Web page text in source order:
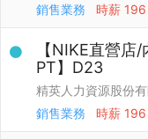
銷售業務
時薪
【NIKE直營
PT】D23
精英人力資源股份
銷售業務
時薪